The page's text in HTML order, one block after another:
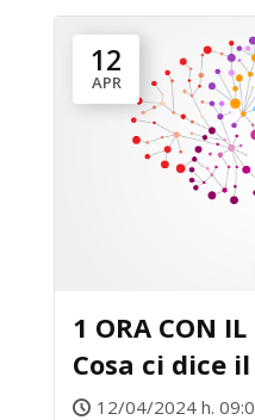
12
APR
1 ORA CON IL
Cosa ci dice
Fisica e
12/04/2024 h.